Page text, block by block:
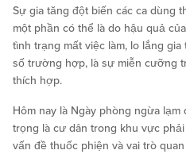
Sự gia tăng đột biến các ca dùng
một phần có thể là do hậu quả
tình trạng mất việc làm, lo lắng
số trường hợp, là sự miễn cưỡng
thích hợp.
Hôm nay là Ngày phòng ngừa
trọng là cư dân trong khu vực
vấn đề thuốc phiện và vai trò